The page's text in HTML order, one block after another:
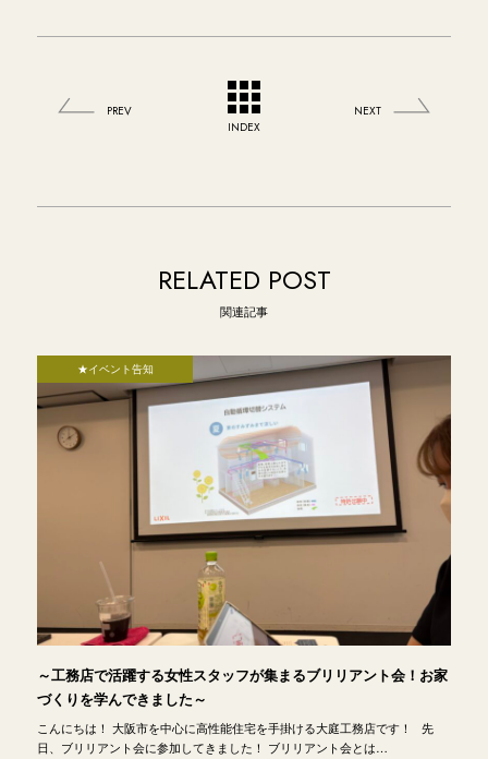
PREV
INDEX
NEXT
RELATED POST
関連記事
★イベント告知
～工務店で活躍する女性スタッフが集まるブリリアント会！お家
づくりを学んできました～
こんにちは！ 大阪市を中心に高性能住宅を手掛ける大庭工務店です！ 先
日、ブリリアント会に参加してきました！ ブリリアント会とは…